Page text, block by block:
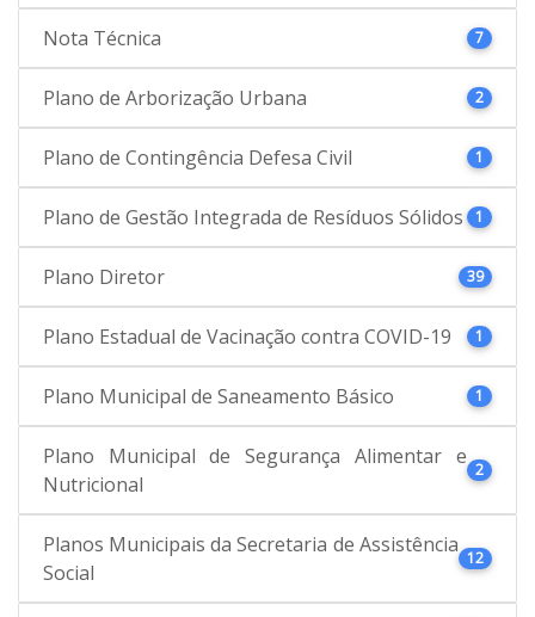
Nota Técnica 7
Plano de Arborização Urbana 2
Plano de Contingência Defesa Civil 1
Plano de Gestão Integrada de Resíduos Sólidos 1
Plano Diretor 39
Plano Estadual de Vacinação contra COVID-19 1
Plano Municipal de Saneamento Básico 1
Plano Municipal de Segurança Alimentar e
Nutricional
2
Planos Municipais da Secretaria de Assistência
Social
12